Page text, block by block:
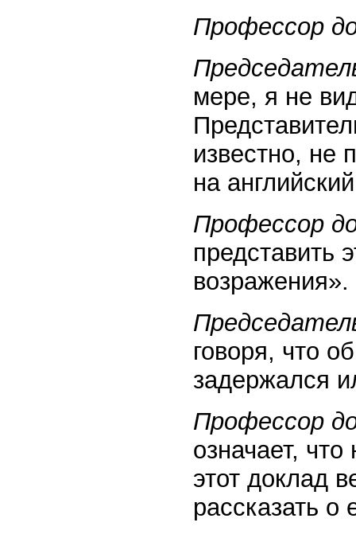
Профессор
мере, я не
известно, не
на
Профессор
представить
возражения».
говоря, что
задержался
Профессор
означает,
этот доклад
рассказать о